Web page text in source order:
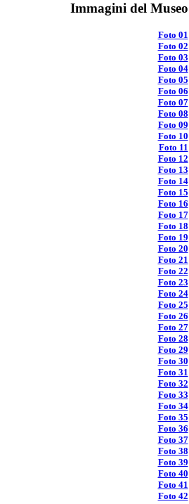
Immagini del Museo
Foto 01
Foto 02
Foto 03
Foto 04
Foto 05
Foto 06
Foto 07
Foto 08
Foto 09
Foto 10
Foto 11
Foto 12
Foto 13
Foto 14
Foto 15
Foto 16
Foto 17
Foto 18
Foto 19
Foto 20
Foto 21
Foto 22
Foto 23
Foto 24
Foto 25
Foto 26
Foto 27
Foto 28
Foto 29
Foto 30
Foto 31
Foto 32
Foto 33
Foto 34
Foto 35
Foto 36
Foto 37
Foto 38
Foto 39
Foto 40
Foto 41
Foto 42